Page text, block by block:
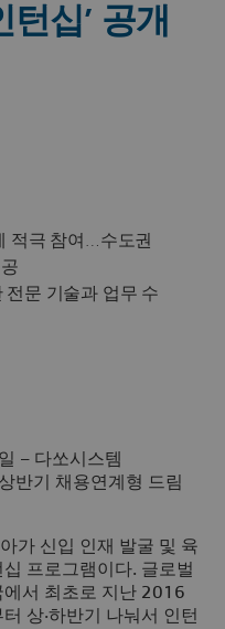
십’ 공개
적극 참여…수도권
전문 기술과 업무 수
– 다쏘시스템
반기 채용연계형 드림
가 신입 인재 발굴 및 육
프로그램이다. 글로벌
에서 최초로 지난 2016
상·하반기 나눠서 인턴